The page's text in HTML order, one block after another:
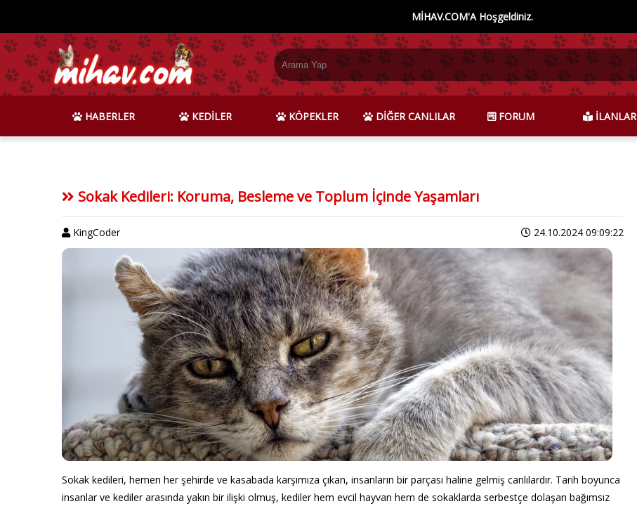
MİHAV.COM'A Hoşgeldiniz.
HABERLER KEDİLER KÖPEKLER DİĞER CANLILAR FORUM İLANLAR
Sokak Kedileri: Koruma, Besleme ve Toplum İçinde Yaşamları
KingCoder 24.10.2024 09:09:22
Sokak kedileri, hemen her şehirde ve kasabada karşımıza çıkan, insanların bir parçası haline gelmiş canlılardır. Tarih boyunca
insanlar ve kediler arasında yakın bir ilişki olmuş, kediler hem evcil hayvan hem de sokaklarda serbestçe dolaşan bağımsız